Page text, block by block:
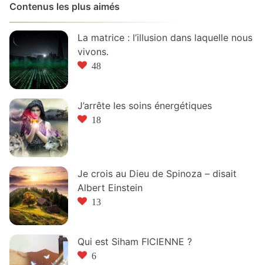
Contenus les plus aimés
La matrice : l’illusion dans laquelle nous
vivons.
48
J’arrête les soins énergétiques
18
Je crois au Dieu de Spinoza – disait
Albert Einstein
13
Qui est Siham FICIENNE ?
6